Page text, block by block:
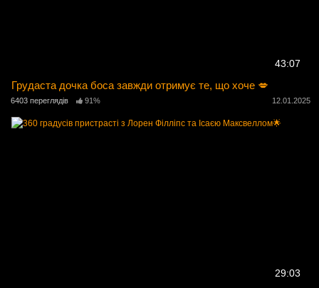
43:07
Грудаста дочка боса завжди отримує те, що хоче 💋
6403 переглядів 91% 12.01.2025
29:03